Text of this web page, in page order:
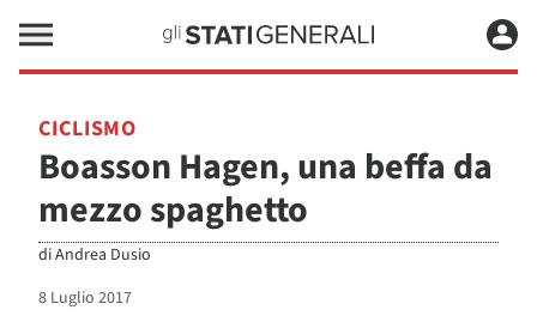
CICLISMO
Boasson Hagen, una beffa da
mezzo spaghetto
diAndrea Dusio
8 Luglio 2017